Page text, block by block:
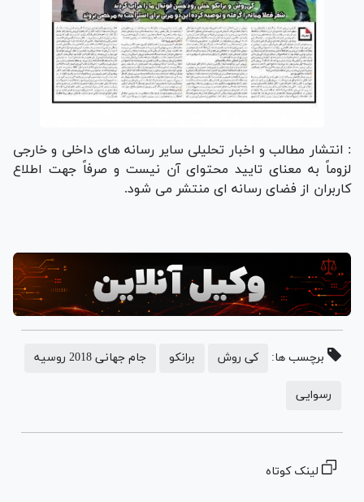
: انتشار مطالب و اخبار تحلیلی سایر رسانه های داخلی و خارجی
لزوماً به معنای تایید محتوای آن نیست و صرفاً جهت اطلاع
کاربران از فضای رسانه ای منتشر می شود.
برچسب ها: کی روش برانکو جام جهانی 2018 روسیه
رسوایی
لینک کوتاه